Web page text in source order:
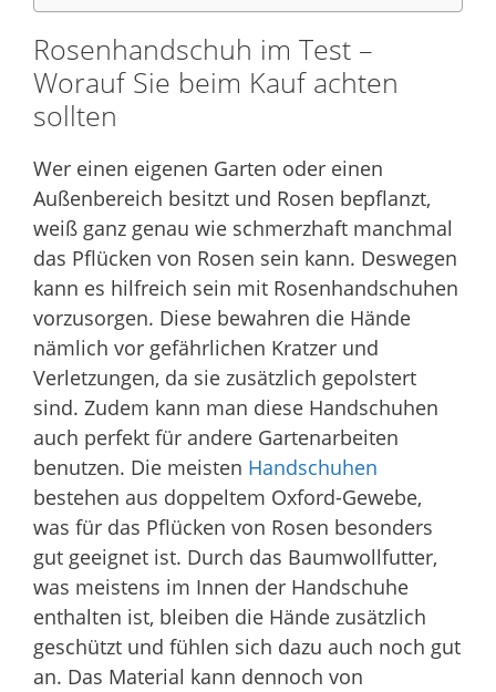
Rosenhandschuh im Test –
Worauf Sie beim Kauf achten
sollten
Wer einen eigenen Garten oder einen
Außenbereich besitzt und Rosen bepflanzt,
weiß ganz genau wie schmerzhaft manchmal
das Pflücken von Rosen sein kann. Deswegen
kann es hilfreich sein mit Rosenhandschuhen
vorzusorgen. Diese bewahren die Hände
nämlich vor gefährlichen Kratzer und
Verletzungen, da sie zusätzlich gepolstert
sind. Zudem kann man diese Handschuhen
auch perfekt für andere Gartenarbeiten
benutzen. Die meisten Handschuhen
bestehen aus doppeltem Oxford-Gewebe,
was für das Pflücken von Rosen besonders
gut geeignet ist. Durch das Baumwollfutter,
was meistens im Innen der Handschuhe
enthalten ist, bleiben die Hände zusätzlich
geschützt und fühlen sich dazu auch noch gut
an. Das Material kann dennoch von